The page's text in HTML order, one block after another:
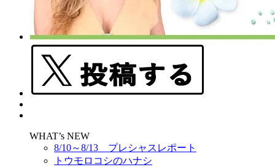
WHAT’s NEW
8/10～8/13 プレシャスレポート
トウモロコシのハナシ